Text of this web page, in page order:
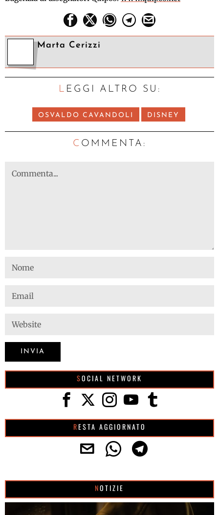
Marta Cerizzi
LEGGI ALTRO SU:
OSVALDO CAVANDOLI DISNEY
C OMMENTA:
SOCIAL NETWORK
RESTA AGGIORNATO
NOTIZIE